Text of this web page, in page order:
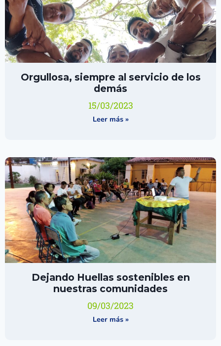
Orgullosa, siempre al servicio de los
demás
15/03/2023
Leer más »
Dejando Huellas sostenibles en
nuestras comunidades
09/03/2023
Leer más »